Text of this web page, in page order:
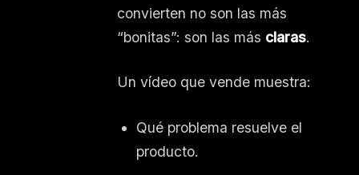
convierten no son las más
“bonitas”: son las más claras.
Un vídeo que vende muestra:
Qué problema resuelve el
producto.